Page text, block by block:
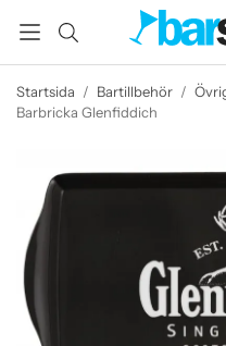
Startsida / Bartillbehör /
Barbricka Glenfiddich